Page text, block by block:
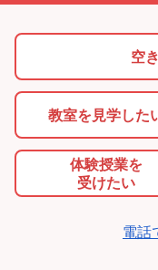
空
教室を見学した
体験授業を
受けたい
電話